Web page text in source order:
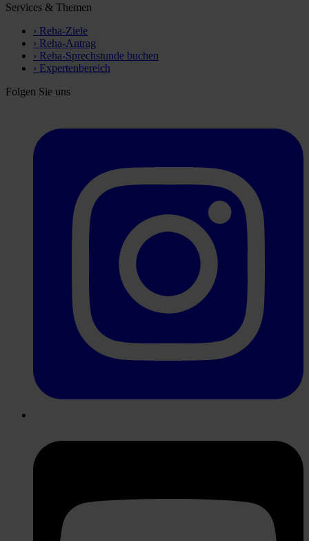
Services & Themen
› Reha-Ziele
› Reha-Antrag
› Reha-Sprechstunde buchen
› Expertenbereich
Folgen Sie uns